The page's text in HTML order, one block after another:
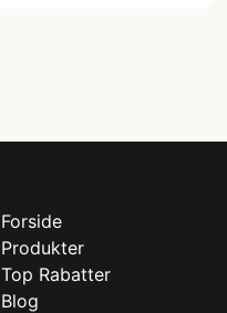
Forside
Produkter
Top Rabatter
Blog